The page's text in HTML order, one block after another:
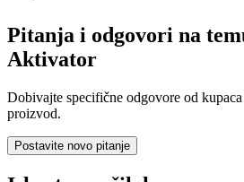
Pitanja i odgovori na
Aktivator
Dobivajte specifične odgovore od
proizvod.
Postavite novo pitanje